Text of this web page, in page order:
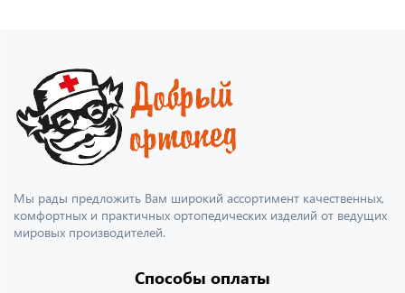
Мы рады предложить Вам широкий ассортимент качественных,
комфортных и практичных ортопедических изделий от ведущих
мировых производителей.
Способы оплаты